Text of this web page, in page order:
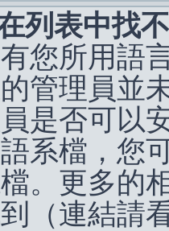
列表中找
您所用語
管理員並
是否可以
系檔，您
。更多的
（連結請